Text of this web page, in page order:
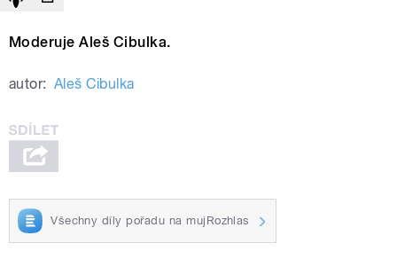
Moderuje Aleš Cibulka.
autor: Aleš Cibulka
Všechny díly pořadu na mujRozhlas